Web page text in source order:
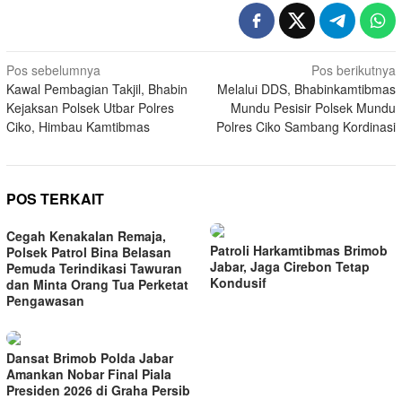
Navigasi
pos
Pos sebelumnya
Kawal Pembagian Takjil, Bhabin
Kejaksan Polsek Utbar Polres
Ciko, Himbau Kamtibmas
Pos berikutnya
Melalui DDS, Bhabinkamtibmas
Mundu Pesisir Polsek Mundu
Polres Ciko Sambang Kordinasi
POS TERKAIT
Cegah Kenakalan Remaja,
Polsek Patrol Bina Belasan
Pemuda Terindikasi Tawuran
dan Minta Orang Tua Perketat
Pengawasan
Patroli Harkamtibmas Brimob
Jabar, Jaga Cirebon Tetap
Kondusif
Dansat Brimob Polda Jabar
Amankan Nobar Final Piala
Presiden 2026 di Graha Persib